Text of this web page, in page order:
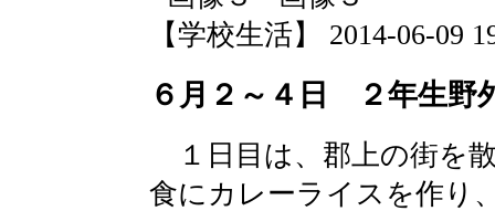
【学校生活】 2014-06-09
６月２～４日 ２年生野
１日目は、郡上の街を
食にカレーライスを作り